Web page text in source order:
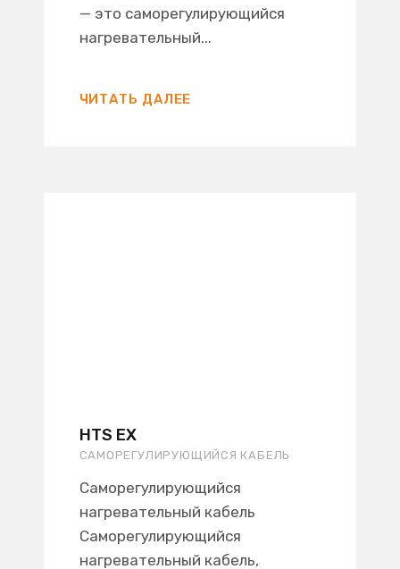
— это саморегулирующийся
нагревательный...
ЧИТАТЬ ДАЛЕЕ
HTS EX
САМОРЕГУЛИРУЮЩИЙСЯ КАБЕЛЬ
Саморегулирующийся
нагревательный кабель
Саморегулирующийся
нагревательный кабель,